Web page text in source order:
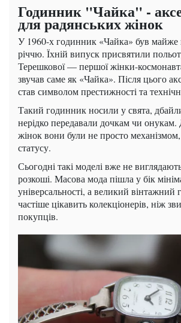
Годинник "Чайка" -
для радянських жінок
У 1960-х годинник «Чайка» був майже
річчю. Їхній випуск присвятили
Терешкової — першої жінки-
звучав саме як «Чайка». Після цього
став символом престижності та
Такий годинник носили у свята,
нерідко передавали дочкам чи онукам.
жінок вони були не просто
статусу.
Сьогодні такі моделі вже не
розкоші. Масова мода пішла у бік
універсальності, а великий вінтажний
частіше цікавить колекціонерів, ніж
покупців.